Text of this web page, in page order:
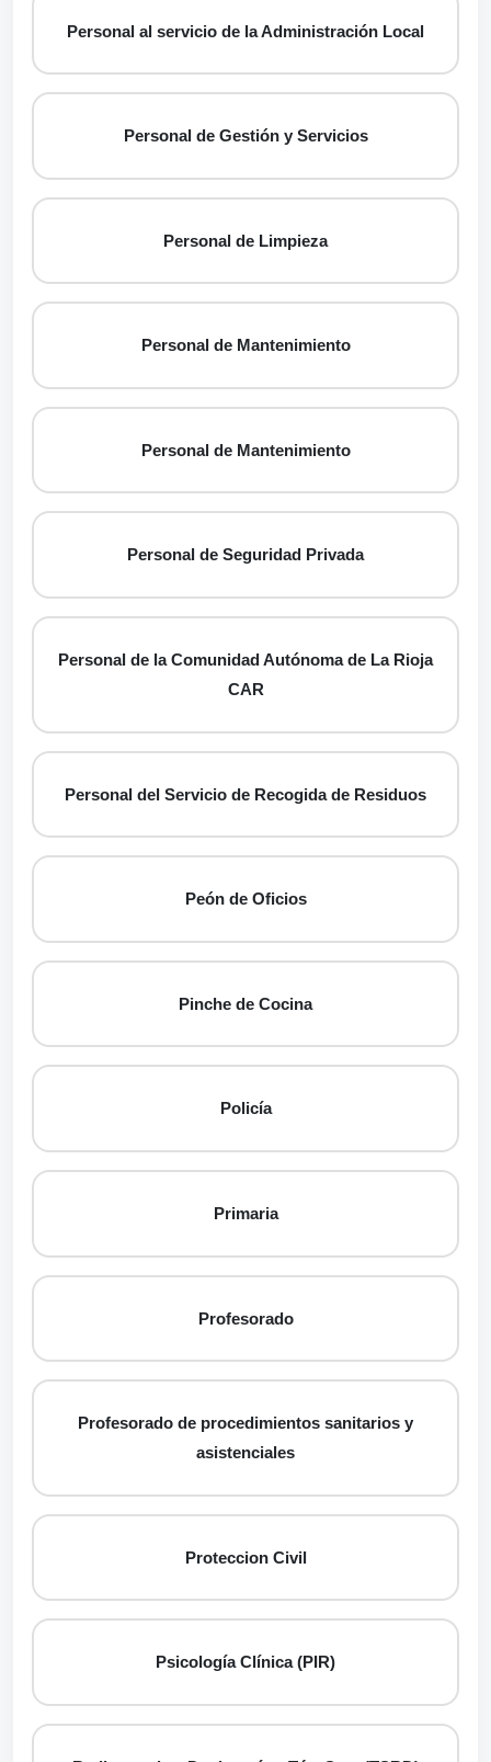
Personal al servicio de la Administración Local
Personal de Gestión y Servicios
Personal de Limpieza
Personal de Mantenimiento
Personal de Mantenimiento
Personal de Seguridad Privada
Personal de la Comunidad Autónoma de La Rioja
CAR
Personal del Servicio de Recogida de Residuos
Peón de Oficios
Pinche de Cocina
Policía
Primaria
Profesorado
Profesorado de procedimientos sanitarios y
asistenciales
Proteccion Civil
Psicología Clínica (PIR)